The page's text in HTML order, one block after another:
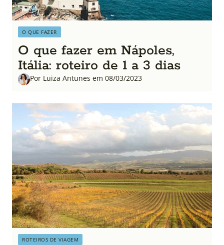
O QUE FAZER
O que fazer em Nápoles,
Itália: roteiro de 1 a 3 dias
Por Luiza Antunes em 08/03/2023
ROTEIROS DE VIAGEM